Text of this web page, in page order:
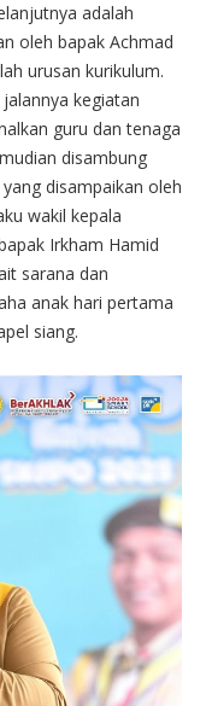
adalah
oleh bapak Achmad
urusan kurikulum.
kegiatan
guru dan tenaga
disambung
disampaikan oleh
wakil kepala
Irkham Hamid
sarana dan
anak hari pertama
siang.